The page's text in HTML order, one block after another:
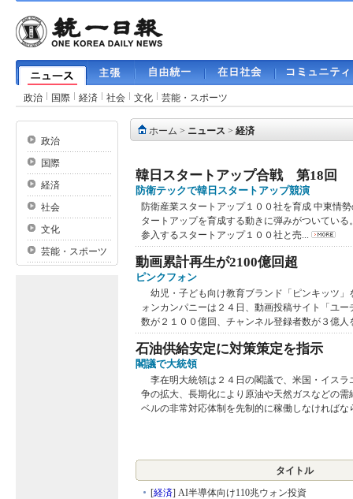
政治 国際 経済 社会 文化 芸能・スポーツ
政治
国際
経済
社会
文化
芸能・スポーツ
ホーム > ニュース > 経済
韓日スタートアップ合戦 第18回
防衛テックで韓日スタートアップ競演
防衛産業スタートアップ１００社を育成 中東情
タートアップを育成する動きに弾みがついてい
参入するスタートアップ１００社と売...
動画累計再生が2100億回超
ピンクフォン
幼児・子ども向け教育ブランド「ピンキッツ
ォンカンパニーは２４日、動画投稿サイト「ユ
数が２１００億回、チャンネル登録者数が３億人
石油供給安定に対策策定を指示
閣議で大統領
李在明大統領は２４日の閣議で、米国・イス
争の拡大、長期化により原油や天然ガスなどの
ベルの非常対応体制を先制的に稼働しなければな
タイトル
[経済] AI半導体向け110兆ウォン投資